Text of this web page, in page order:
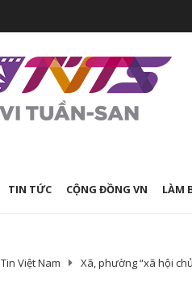
TIN TỨC CỘNG ĐỒNG VN LÀM
Tin Việt Nam Xã, phường “xã hội